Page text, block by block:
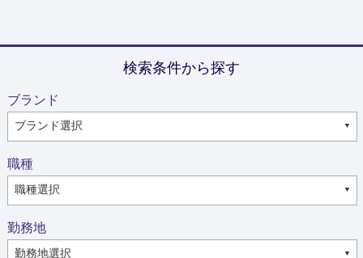
検索条件から探す
ブランド
職種
勤務地